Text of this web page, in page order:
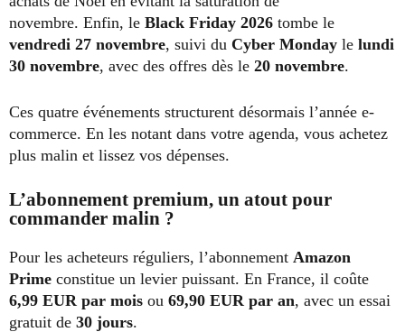
novembre. Enfin, le Black Friday 2026 tombe le
vendredi 27 novembre, suivi du Cyber Monday le lundi
30 novembre, avec des offres dès le 20 novembre.
Ces quatre événements structurent désormais l’année e-
commerce. En les notant dans votre agenda, vous achetez
plus malin et lissez vos dépenses.
L’abonnement premium, un atout pour
commander malin ?
Pour les acheteurs réguliers, l’abonnement Amazon
Prime constitue un levier puissant. En France, il coûte
6,99 EUR par mois ou 69,90 EUR par an, avec un essai
gratuit de 30 jours.